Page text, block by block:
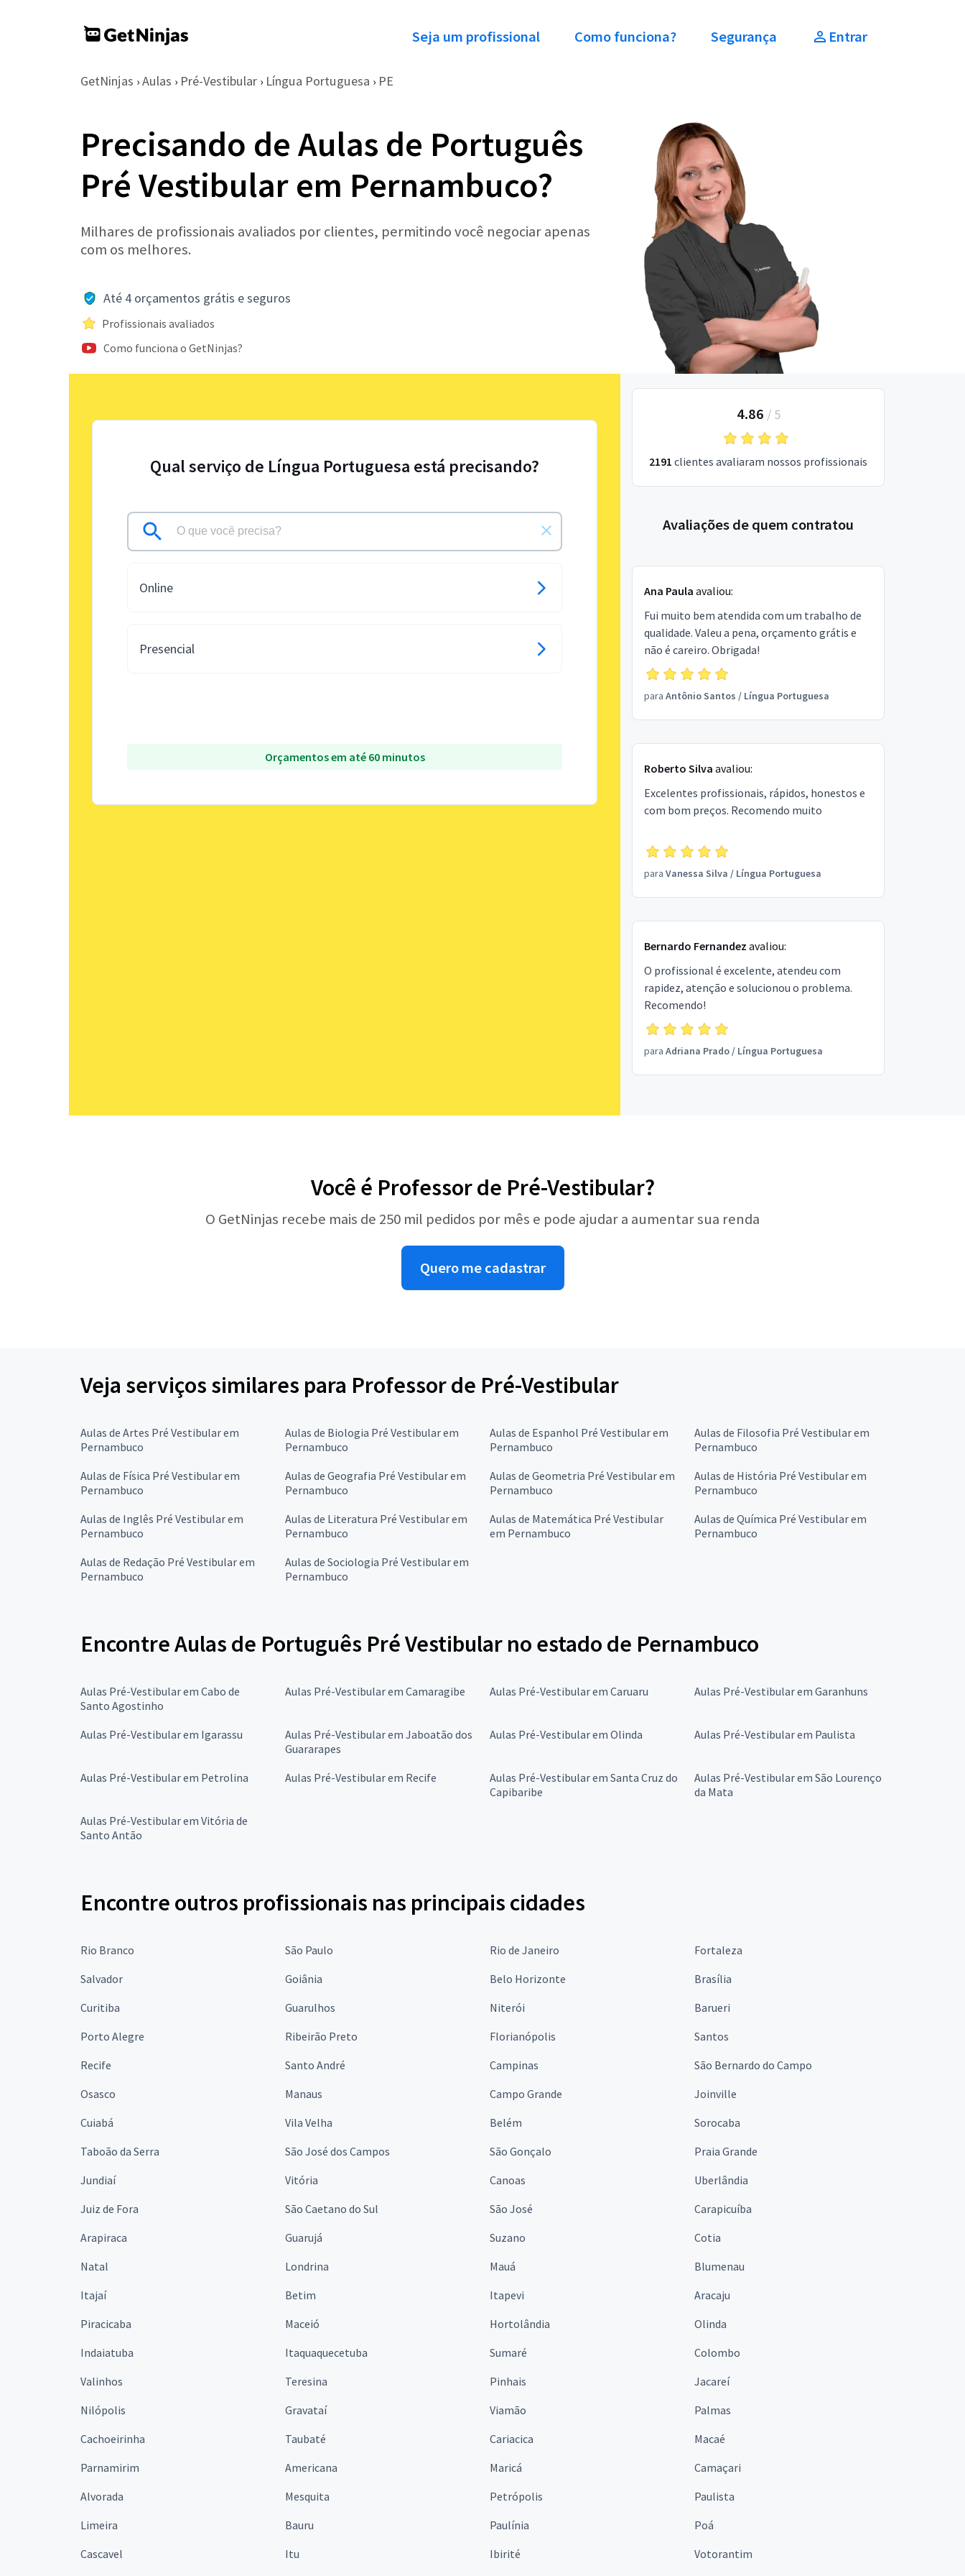
Seja um profissional Como funciona? Segurança Entrar
GetNinjas › Aulas › Pré-Vestibular › Língua Portuguesa › PE
Precisando de Aulas de Português
Pré Vestibular em Pernambuco?
Milhares de profissionais avaliados por clientes, permitindo você negociar apenas
com os melhores.
Até 4 orçamentos grátis e seguros
Profissionais avaliados
Como funciona o GetNinjas?
Qual serviço de Língua Portuguesa está precisando?
Online
Presencial
Orçamentos em até 60 minutos
4.86 / 5
2191 clientes avaliaram nossos profissionais
Avaliações de quem contratou
Ana Paula avaliou:
Fui muito bem atendida com um trabalho de
qualidade. Valeu a pena, orçamento grátis e
não é careiro. Obrigada!
para Antônio Santos / Língua Portuguesa
Roberto Silva avaliou:
Excelentes profissionais, rápidos, honestos e
com bom preços. Recomendo muito
para Vanessa Silva / Língua Portuguesa
Bernardo Fernandez avaliou:
O profissional é excelente, atendeu com
rapidez, atenção e solucionou o problema.
Recomendo!
para Adriana Prado/ Língua Portuguesa
Você é Professor de Pré-Vestibular?
O GetNinjas recebe mais de 250 mil pedidos por mês e pode ajudar a aumentar sua renda
Quero me cadastrar
Veja serviços similares para Professor de Pré-Vestibular
Aulas de Artes Pré Vestibular em
Pernambuco
Aulas de Biologia Pré Vestibular em
Pernambuco
Aulas de Espanhol Pré Vestibular em
Pernambuco
Aulas de Filosofia Pré Vestibular em
Pernambuco
Aulas de Física Pré Vestibular em
Pernambuco
Aulas de Geografia Pré Vestibular em
Pernambuco
Aulas de Geometria Pré Vestibular em
Pernambuco
Aulas de História Pré Vestibular em
Pernambuco
Aulas de Inglês Pré Vestibular em
Pernambuco
Aulas de Literatura Pré Vestibular em
Pernambuco
Aulas de Matemática Pré Vestibular
em Pernambuco
Aulas de Química Pré Vestibular em
Pernambuco
Aulas de Redação Pré Vestibular em
Pernambuco
Aulas de Sociologia Pré Vestibular em
Pernambuco
Encontre Aulas de Português Pré Vestibular no estado de Pernambuco
Aulas Pré-Vestibular em Cabo de
Santo Agostinho
Aulas Pré-Vestibular em Camaragibe Aulas Pré-Vestibular em Caruaru Aulas Pré-Vestibular em Garanhuns
Aulas Pré-Vestibular em Igarassu
Aulas Pré-Vestibular em Jaboatão dos
Guararapes
Aulas Pré-Vestibular em Olinda Aulas Pré-Vestibular em Paulista
Aulas Pré-Vestibular em Petrolina Aulas Pré-Vestibular em Recife
Aulas Pré-Vestibular em Santa Cruz do
Capibaribe
Aulas Pré-Vestibular em São Lourenço
da Mata
Aulas Pré-Vestibular em Vitória de
Santo Antão
Encontre outros profissionais nas principais cidades
Rio Branco São Paulo Rio de Janeiro
Fortaleza
Salvador
Goiânia Belo Horizonte
Brasília
Curitiba
Guarulhos Niterói
Barueri
Porto Alegre
Ribeirão Preto Florianópolis
Santos
Recife
Santo André Campinas
São Bernardo do Campo
Osasco
Manaus Campo Grande
Joinville
Cuiabá
Vila Velha Belém
Sorocaba
Taboão da Serra
São José dos Campos São Gonçalo
Praia Grande
Jundiaí
Vitória Canoas
Uberlândia
Juiz de Fora
São Caetano do Sul São José
Carapicuíba
Arapiraca
Guarujá Suzano
Cotia
Natal
Londrina Mauá
Blumenau
Itajaí
Betim Itapevi
Aracaju
Piracicaba
Maceió Hortolândia
Olinda
Indaiatuba
Itaquaquecetuba Sumaré
Colombo
Valinhos
Teresina Pinhais
Jacareí
Nilópolis
Gravataí Viamão
Palmas
Cachoeirinha
Taubaté Cariacica
Macaé
Parnamirim
Americana Maricá
Camaçari
Alvorada
Mesquita Petrópolis
Paulista
Limeira
Bauru Paulínia
Poá
Cascavel
Itu Ibirité
Votorantim